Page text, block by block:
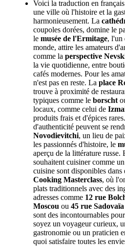
Voici la traduction en
une ville où l'histoire et la
harmonieusement. La
coupoles dorées, domine le
le musée de l'Ermitage, l'un
monde, attire les amateurs
comme la perspective
la vie quotidienne, entre
cafés modernes. Pour les
n'est pas en reste. La place
trouve à proximité de
typiques comme le borscht
locaux, comme celui de
produits frais et d'épices
d'authenticité peuvent se
Novodievitchi, un lieu de
les passionnés d'histoire, le
aperçu de la littérature
souhaitent cuisiner comme
cuisine sont disponibles dans
Cooking Masterclass, où
plats traditionnels avec des
adresses comme 12 rue
Moscou ou 45 rue Sadovaïa
sont des incontournables
soyez un voyageur curieux,
gastronomie ou un praticien
quoi satisfaire toutes les